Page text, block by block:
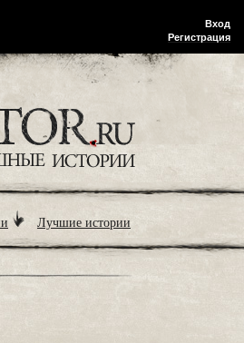
Вход
Регистрация
Лучшие истории